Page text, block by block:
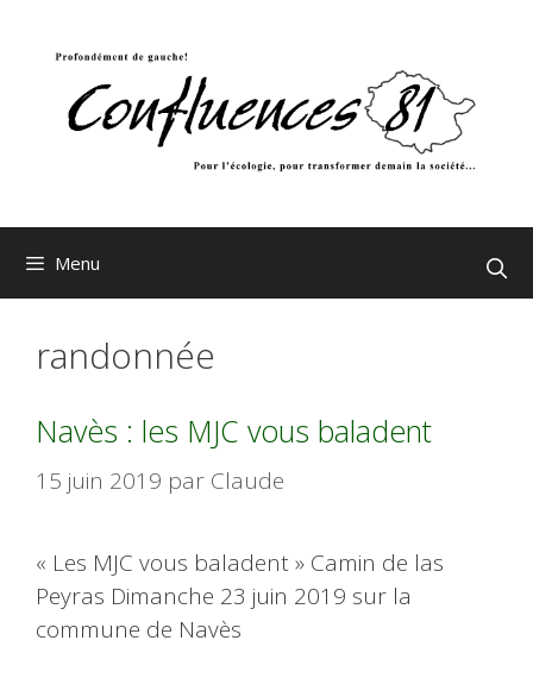
Menu
randonnée
Navès : les MJC vous baladent
15 juin 2019 par Claude
« Les MJC vous baladent » Camin de las
Peyras Dimanche 23 juin 2019 sur la
commune de Navès